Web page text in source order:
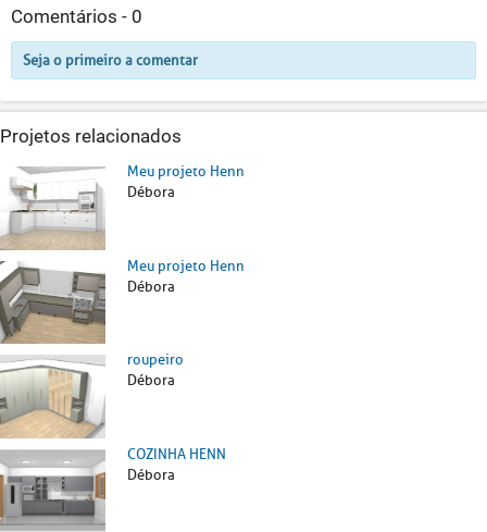
Comentários - 0
Seja o primeiro a comentar
Projetos relacionados
Meu projeto Henn
Débora
Meu projeto Henn
Débora
roupeiro
Débora
COZINHA HENN
Débora